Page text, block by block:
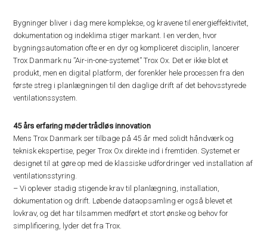
Bygninger bliver i dag mere komplekse, og kravene til energieffektivitet,
dokumentation og indeklima stiger markant. I en verden, hvor
bygningsautomation ofte er en dyr og kompliceret disciplin, lancerer
Trox Danmark nu ”Air-in-one-systemet” Trox Ox. Det er ikke blot et
produkt, men en digital platform, der forenkler hele processen fra den
første streg i planlægningen til den daglige drift af det behovsstyrede
ventilationssystem.
45 års erfaring møder trådløs innovation
Mens Trox Danmark ser tilbage på 45 år med solidt håndværk og
teknisk ekspertise, peger Trox Ox direkte ind i fremtiden. Systemet er
designet til at gøre op med de klassiske udfordringer ved installation af
ventilationsstyring.
– Vi oplever stadig stigende krav til planlægning, installation,
dokumentation og drift. Løbende dataopsamling er også blevet et
lovkrav, og det har tilsammen medført et stort ønske og behov for
simplificering, lyder det fra Trox.